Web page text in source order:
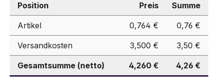
Position Preis Summe
Artikel 0,764 € 0,76 €
Versandkosten 3,500 € 3,50 €
Gesamtsumme (netto) 4,260 € 4,26 €